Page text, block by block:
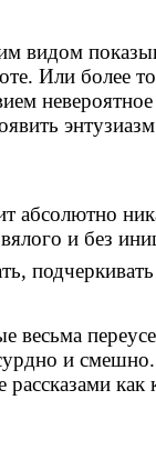
видом
Или более
абсолютно
и без
весьма
и смешно.
как